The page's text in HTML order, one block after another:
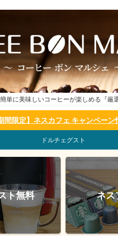
単に美味しいコーヒーが楽しめる『厳
間限定】ネスカフェ キャンペーン
ドルチェグスト
ト無料 ネス